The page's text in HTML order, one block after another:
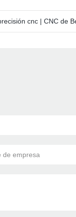
cnc | CNC de
de empresa